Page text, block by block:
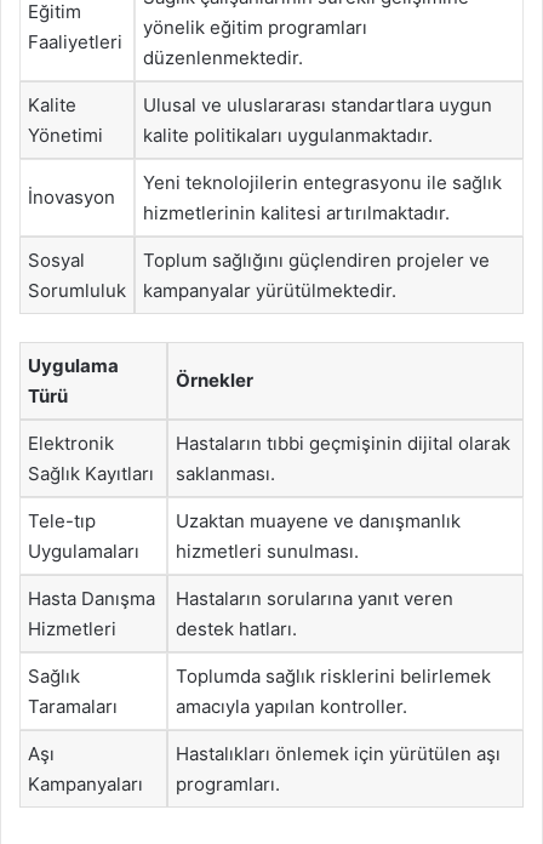
Eğitim
Faaliyetleri
yönelik eğitim programları
düzenlenmektedir.
Kalite
Yönetimi
Ulusal ve uluslararası standartlara uygun
kalite politikaları uygulanmaktadır.
İnovasyon
Yeni teknolojilerin entegrasyonu ile sağlık
hizmetlerinin kalitesi artırılmaktadır.
Sosyal
Sorumluluk
Toplum sağlığını güçlendiren projeler ve
kampanyalar yürütülmektedir.
Uygulama
Türü
Örnekler
Elektronik
Sağlık Kayıtları
Hastaların tıbbi geçmişinin dijital olarak
saklanması.
Tele-tıp
Uygulamaları
Uzaktan muayene ve danışmanlık
hizmetleri sunulması.
Hasta Danışma
Hizmetleri
Hastaların sorularına yanıt veren
destek hatları.
Sağlık
Taramaları
Toplumda sağlık risklerini belirlemek
amacıyla yapılan kontroller.
Aşı
Kampanyaları
Hastalıkları önlemek için yürütülen aşı
programları.